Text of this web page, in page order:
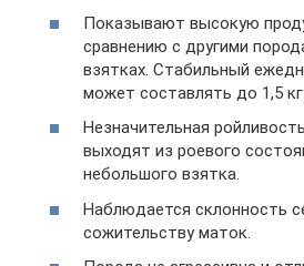
Показывают высокую
сравнению с другими
взятках. Стабильный
может составлять до 1,5 кг.
Незначительная
выходят из роевого
небольшого взятка.
Наблюдается склонность
сожительству маток.